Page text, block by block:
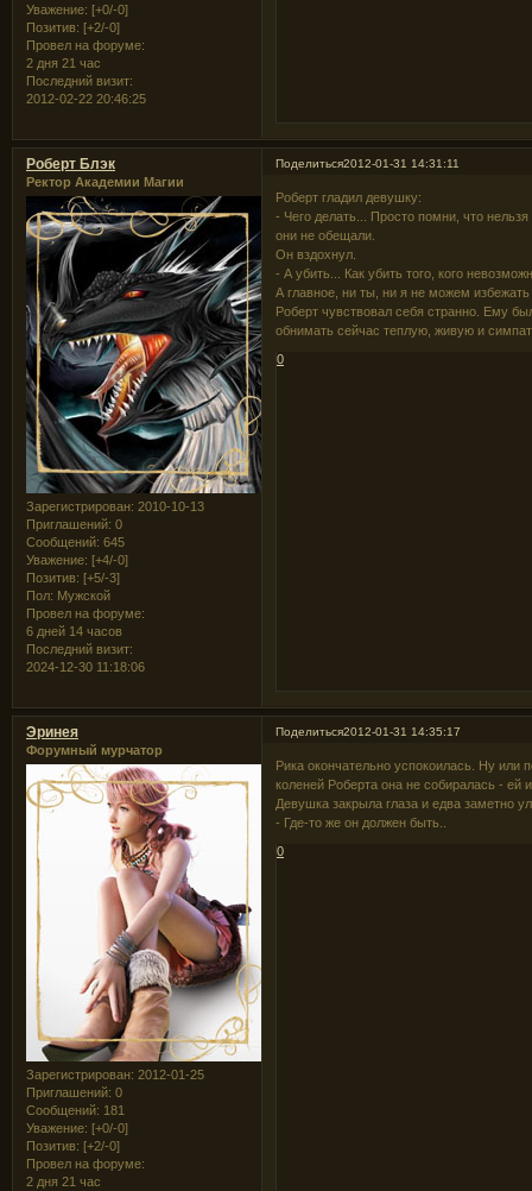
Уважение: [+0/-0]
Позитив: [+2/-0]
Провел на форуме:
2 дня 21 час
Последний визит:
2012-02-22 20:46:25
Поделиться2012-01-31 14:31:11
Роберт Блэк
Ректор Академии Магии
Зарегистрирован: 2010-10-13
Приглашений: 0
Сообщений: 645
Уважение: [+4/-0]
Позитив: [+5/-3]
Пол: Мужской
Провел на форуме:
6 дней 14 часов
Последний визит:
2024-12-30 11:18:06
Роберт гладил девушку:
- Чего делать... Просто помни, что
они не обещали.
Он вздохнул.
- А убить... Как убить того, кого
А главное, ни ты, ни я не можем
Роберт чувствовал себя странно. Ему
обнимать сейчас теплую, живую и
0
Поделиться2012-01-31 14:35:17
Эринея
Форумный мурчатор
Зарегистрирован: 2012-01-25
Приглашений: 0
Сообщений: 181
Уважение: [+0/-0]
Позитив: [+2/-0]
Провел на форуме:
2 дня 21 час
Рика окончательно успокоилась. Ну или
коленей Роберта она не собиралась - ей
Девушка закрыла глаза и едва заметно
- Где-то же он должен быть..
0